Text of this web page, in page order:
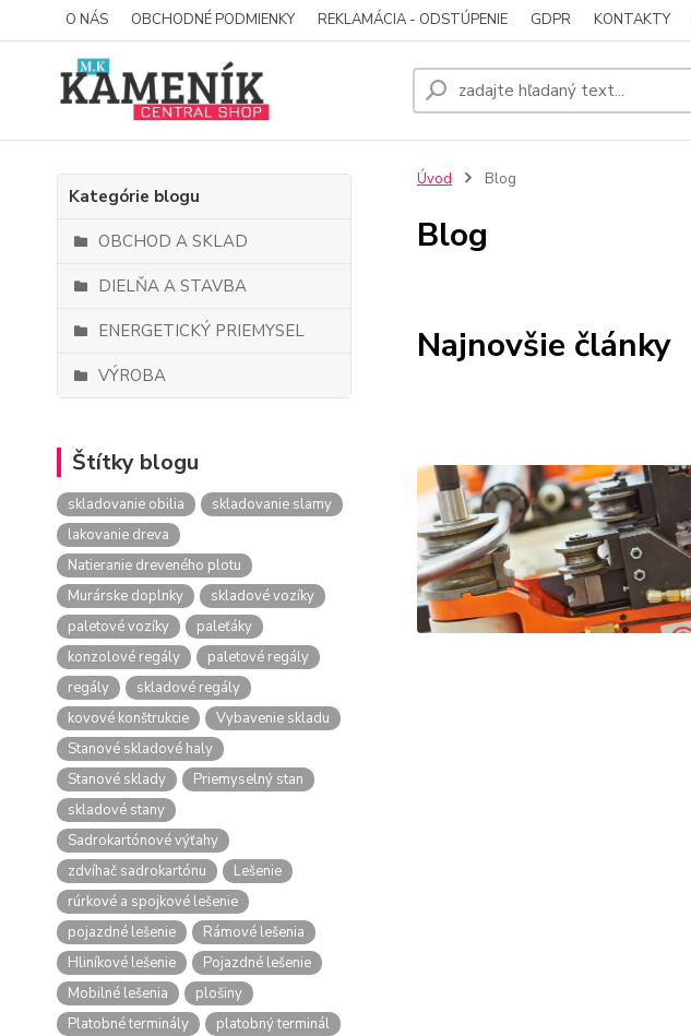
O NÁS OBCHODNÉ PODMIENKY REKLAMÁCIA - ODSTÚPENIE GDPR KONTAKTY
Kategórie blogu
OBCHOD A SKLAD
DIELŇA A STAVBA
ENERGETICKÝ PRIEMYSEL
VÝROBA
Štítky blogu
skladovanie obilia
skladovanie slamy
lakovanie dreva
Natieranie dreveného plotu
Murárske doplnky
skladové vozíky
paletové vozíky
paleťáky
konzolové regály
paletové regály
regály
skladové regály
kovové konštrukcie
Vybavenie skladu
Stanové skladové haly
Stanové sklady
Priemyselný stan
skladové stany
Sadrokartónové výťahy
zdvíhač sadrokartónu
Lešenie
rúrkové a spojkové lešenie
pojazdné lešenie
Rámové lešenia
Hliníkové lešenie
Pojazdné lešenie
Mobilné lešenia
plošiny
Platobné terminály
platobný terminál
Úvod Blog
Blog
Najnovšie články